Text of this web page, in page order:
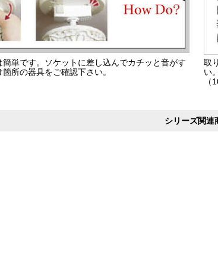
単です。ソケットに差し込んでカチッと音がす
所の器具をご確認下さい。
取
い
（
シリーズ関連